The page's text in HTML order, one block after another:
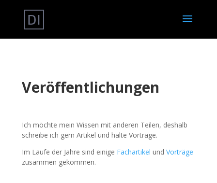
Veröffentlichungen
Ich möchte mein Wissen mit anderen Teilen, deshalb
schreibe ich gern Artikel und halte Vorträge.
Im Laufe der Jahre sind einige Fachartikel und Vorträge
zusammen gekommen.